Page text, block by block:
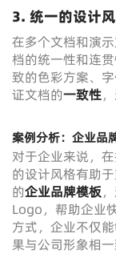
3. 统一的设计
在多个文档和演
档的统一性和连
致的色彩方案、
证文档的一致性
案例分析：企业品
对于企业来说，
的设计风格有助
的企业品牌模板
Logo，帮助企业
方式，企业不仅
果与公司形象相一